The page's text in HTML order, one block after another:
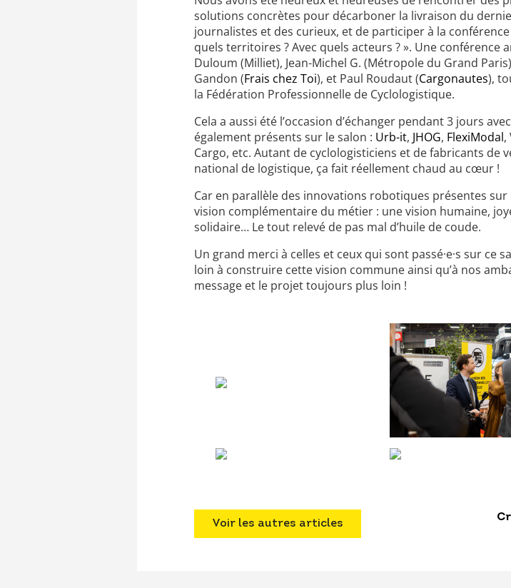
solutions concrètes pour décarboner la livraison du
journalistes et des curieux, et de participer à la
quels territoires ? Avec quels acteurs ? ». Une conférence
Duloum (Milliet), Jean-Michel G. (Métropole du Grand
Gandon (Frais chez Toi), et Paul Roudaut (Cargonautes),
la Fédération Professionnelle de Cyclologistique.
Cela a aussi été l’occasion d’échanger pendant 3 jours
également présents sur le salon : Urb-it, JHOG, FlexiModal,
Cargo, etc. Autant de cyclologisticiens et de fabricants de
national de logistique, ça fait réellement chaud au cœur !
Car en parallèle des innovations robotiques présentes
vision complémentaire du métier : une vision humaine,
solidaire… Le tout relevé de pas mal d’huile de coude.
Un grand merci à celles et ceux qui sont passé·e·s sur ce
loin à construire cette vision commune ainsi qu’à nos
message et le projet toujours plus loin !
Voir les autres articles